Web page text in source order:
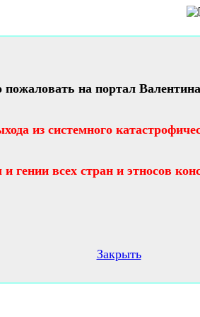
кризиса таланты и
пожаловать на портал
из системного
гении всех стран и этносов
Закрыть